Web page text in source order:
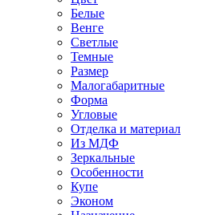
Белые
Венге
Светлые
Темные
Размер
Малогабаритные
Форма
Угловые
Отделка и материал
Из МДФ
Зеркальные
Особенности
Купе
Эконом